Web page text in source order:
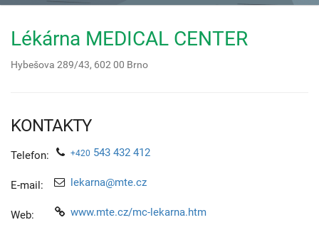
Lékárna MEDICAL CENTER
Hybešova 289/43, 602 00 Brno
KONTAKTY
Telefon: +420 543 432 412
E-mail: lekarna@mte.cz
Web: www.mte.cz/mc-lekarna.htm